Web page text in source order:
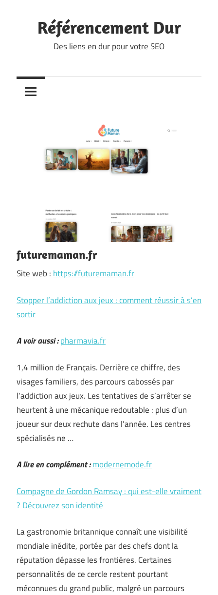
contentRéférencement Dur
Des liens en dur pour votre SEO
futuremaman.fr
Site web : https://futuremaman.fr
Stopper l’addiction aux jeux : comment réussir à s’en
sortir
A voir aussi :pharmavia.fr
1,4 million de Français. Derrière ce chiffre, des
visages familiers, des parcours cabossés par
l’addiction aux jeux. Les tentatives de s’arrêter se
heurtent à une mécanique redoutable : plus d’un
joueur sur deux rechute dans l’année. Les centres
spécialisés ne …
A lire en complément :modernemode.fr
Compagne de Gordon Ramsay : qui est-elle vraiment
? Découvrez son identité
La gastronomie britannique connaît une visibilité
mondiale inédite, portée par des chefs dont la
réputation dépasse les frontières. Certaines
personnalités de ce cercle restent pourtant
méconnues du grand public, malgré un parcours